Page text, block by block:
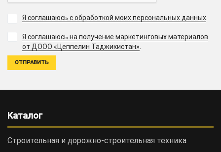
Я соглашаюсь с обработкой моих персональных данных
Я соглашаюсь на получение маркетинговых материалов
от ДООО «Цеппелин Таджикистан».
Каталог
Строительная и дорожно-cтроительная техника